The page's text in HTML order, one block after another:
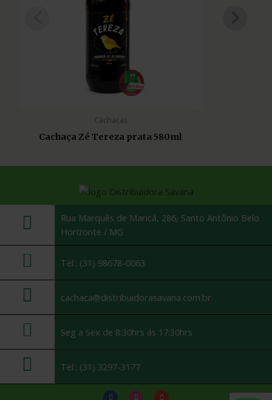
Cachaças
Cachaça Zé Tereza prata 580ml
Rua Marquês de Maricá, 286, Santo Antônio Belo
Horizonte / MG
Tel.: (31) 98678-0063
cachaca@distribuidorasavana.com.br
Seg a Sex de 8:30hrs ás 17:30hrs
Tel.: (31) 3297-3177